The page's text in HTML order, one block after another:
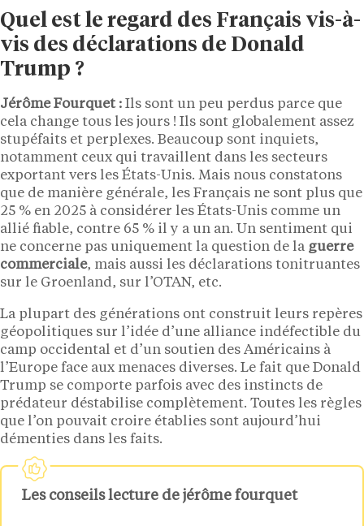
Quel est le regard des Français vis-à-
vis des déclarations de Donald
Trump ?
Jérôme Fourquet : Ils sont un peu perdus parce que
cela change tous les jours ! Ils sont globalement assez
stupéfaits et perplexes. Beaucoup sont inquiets,
notamment ceux qui travaillent dans les secteurs
exportant vers les États-Unis. Mais nous constatons
que de manière générale, les Français ne sont plus que
25 % en 2025 à considérer les États-Unis comme un
allié fiable, contre 65 % il y a un an. Un sentiment qui
ne concerne pas uniquement la question de la guerre
commerciale, mais aussi les déclarations tonitruantes
sur le Groenland, sur l’OTAN, etc.
La plupart des générations ont construit leurs repères
géopolitiques sur l’idée d’une alliance indéfectible du
camp occidental et d’un soutien des Américains à
l’Europe face aux menaces diverses. Le fait que Donald
Trump se comporte parfois avec des instincts de
prédateur déstabilise complètement. Toutes les règles
que l’on pouvait croire établies sont aujourd’hui
démenties dans les faits.
Les conseils lecture de jérôme fourquet